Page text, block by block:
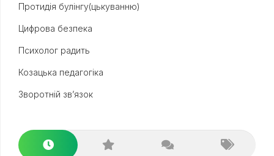
Протидія булінгу(цькуванню)
Цифрова безпека
Психолог радить
Козацька педагогіка
Зворотній зв’язок